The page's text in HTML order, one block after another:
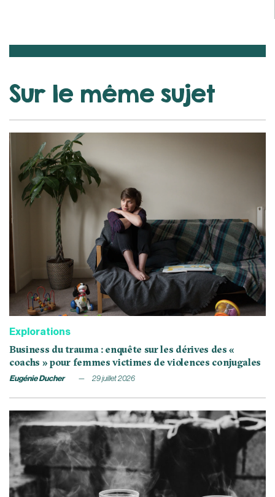
Sur le même sujet
Explorations
Business du trauma : enquête sur les dérives des «
coachs » pour femmes victimes de violences conjugales
Eugénie Ducher 29 juillet 2026